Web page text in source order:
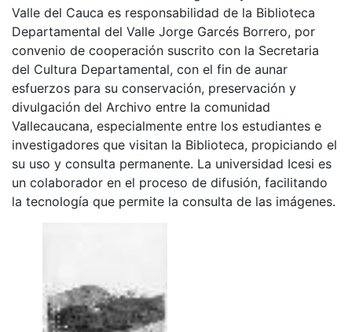
Valle del Cauca es responsabilidad de la Biblioteca
Departamental del Valle Jorge Garcés Borrero, por
convenio de cooperación suscrito con la Secretaria
del Cultura Departamental, con el fin de aunar
esfuerzos para su conservación, preservación y
divulgación del Archivo entre la comunidad
Vallecaucana, especialmente entre los estudiantes e
investigadores que visitan la Biblioteca, propiciando el
su uso y consulta permanente. La universidad Icesi es
un colaborador en el proceso de difusión, facilitando
la tecnología que permite la consulta de las imágenes.